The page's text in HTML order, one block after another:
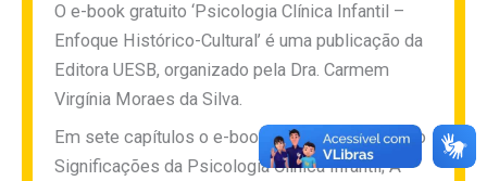
O e-book gratuito ‘Psicologia Clínica Infantil –
Enfoque Histórico-Cultural’ é uma publicação da
Editora UESB, organizado pela Dra. Carmem
Virgínia Moraes da Silva.
Em sete capítulos o e-book aborda temas como
Significações da Psicologia Clínica Infantil; A